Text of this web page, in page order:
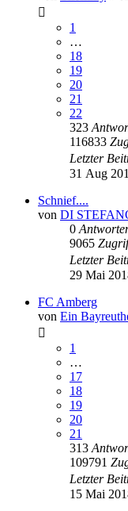
1
…
18
19
20
21
22
323
116833
Letzter
31 Aug
Schnief....
von DI
0
9065
Letzter
29 Mai
FC Amberg
von Ein
1
…
17
18
19
20
21
313
109791
Letzter
15 Mai